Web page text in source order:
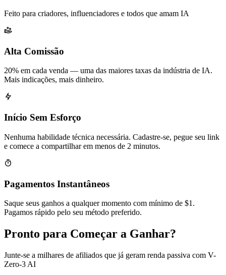
Feito para criadores, influenciadores e todos que amam IA
Alta Comissão
20% em cada venda — uma das maiores taxas da indústria de IA.
Mais indicações, mais dinheiro.
Início Sem Esforço
Nenhuma habilidade técnica necessária. Cadastre-se, pegue seu link
e comece a compartilhar em menos de 2 minutos.
Pagamentos Instantâneos
Saque seus ganhos a qualquer momento com mínimo de $1.
Pagamos rápido pelo seu método preferido.
Pronto para Começar a Ganhar?
Junte-se a milhares de afiliados que já geram renda passiva com V-
Zero-3 AI